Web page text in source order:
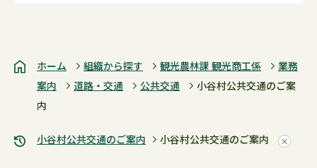
ホーム 組織から探す 観光農林課 観光商工係
業務
案内
道路・交通 公共交通
小谷村公共交通のご案
内
小谷村公共交通のご案内 小谷村公共交通のご案内